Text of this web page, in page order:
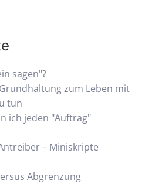
sagen"?
zum Leben mit
tun
ich jeden "Auftrag"
– Miniskripte
Abgrenzung